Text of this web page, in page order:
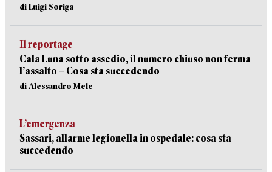
di Luigi Soriga
Il reportage
Cala Luna sotto assedio, il numero chiuso non ferma
l’assalto – Cosa sta succedendo
di Alessandro Mele
L’emergenza
Sassari, allarme legionella in ospedale: cosa sta
succedendo